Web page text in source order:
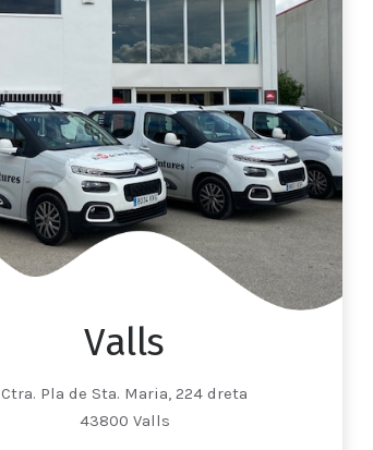
Valls
Ctra. Pla de Sta. Maria, 224 dreta
43800 Valls